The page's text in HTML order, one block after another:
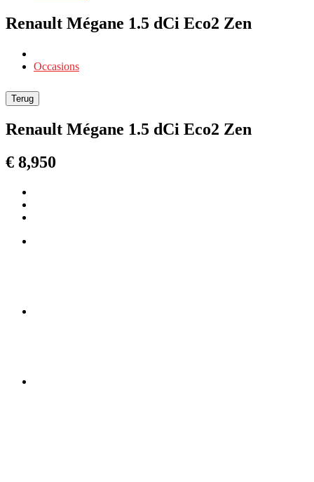
Renault Mégane 1.5 dCi Eco2 Zen
Occasions
Terug
Renault Mégane 1.5 dCi Eco2 Zen
€ 8,950